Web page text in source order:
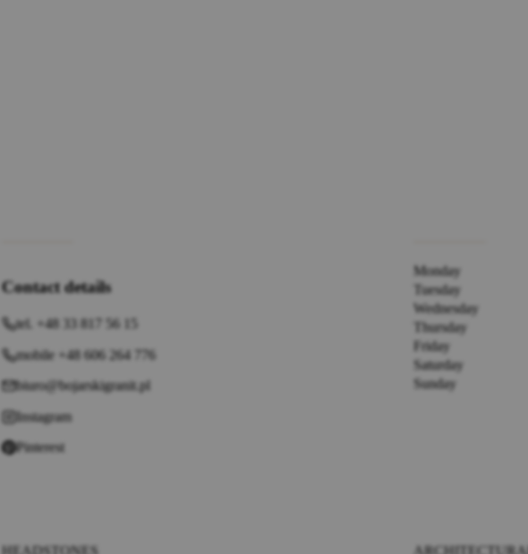
Contact details
tel. +48 33 817 56 15
mobile +48 606 264 776
biuro@bojarskigranit.pl
Instagram
Pinterest
Monday
Tuesday
Wednesday
Thursday
Friday
Saturday
Sunday